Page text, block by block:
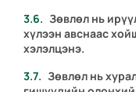
Зөвлөл нь
хүлээн авснаас
хэлэлцэнэ.
Зөвлөл нь